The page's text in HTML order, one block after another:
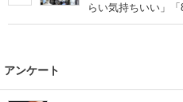
らい気持ちいい」「
アンケート